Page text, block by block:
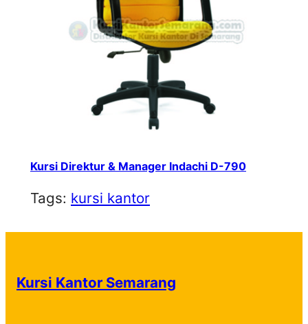
Kursi Direktur & Manager Indachi D-790
Tags: kursi kantor
Kursi Kantor Semarang